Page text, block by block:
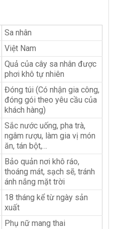
Sa nhân
Việt Nam
Quả của cây sa nhân được
phơi khô tự nhiên
Đóng túi (Có nhận gia công,
đóng gói theo yêu cầu của
khách hàng)
Sắc nước uống, pha trà,
ngâm rượu, làm gia vị món
ăn, tán bột,…
Bảo quản nơi khô ráo,
thoáng mát, sạch sẽ, tránh
ánh nắng mặt trời
18 tháng kể từ ngày sản
xuất
Phụ nữ mang thai